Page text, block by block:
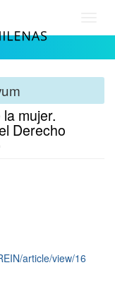
mujer.
Derecho
article/view/16